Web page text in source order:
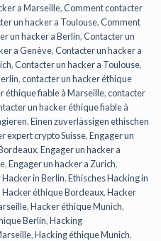
a Marseille,Comment contacter
un hacker a Toulouse,Comment
un hacker a Berlin,Contacter un
a Genève,Contacter un hacker a
,Contacter un hacker a Toulouse,
,contacter un hacker éthique
éthique fiable à Marseille,contacter
un hacker éthique fiable à
,Einen zuverlässigen ethischen
expert crypto Suisse,Engager un
,Engager un hacker a
,Engager un hacker a Zurich,
in Berlin,Ethisches Hacking in
Hacker éthique Bordeaux,Hacker
,Hacker éthique Munich,
Berlin,Hacking
,Hacking éthique Munich,